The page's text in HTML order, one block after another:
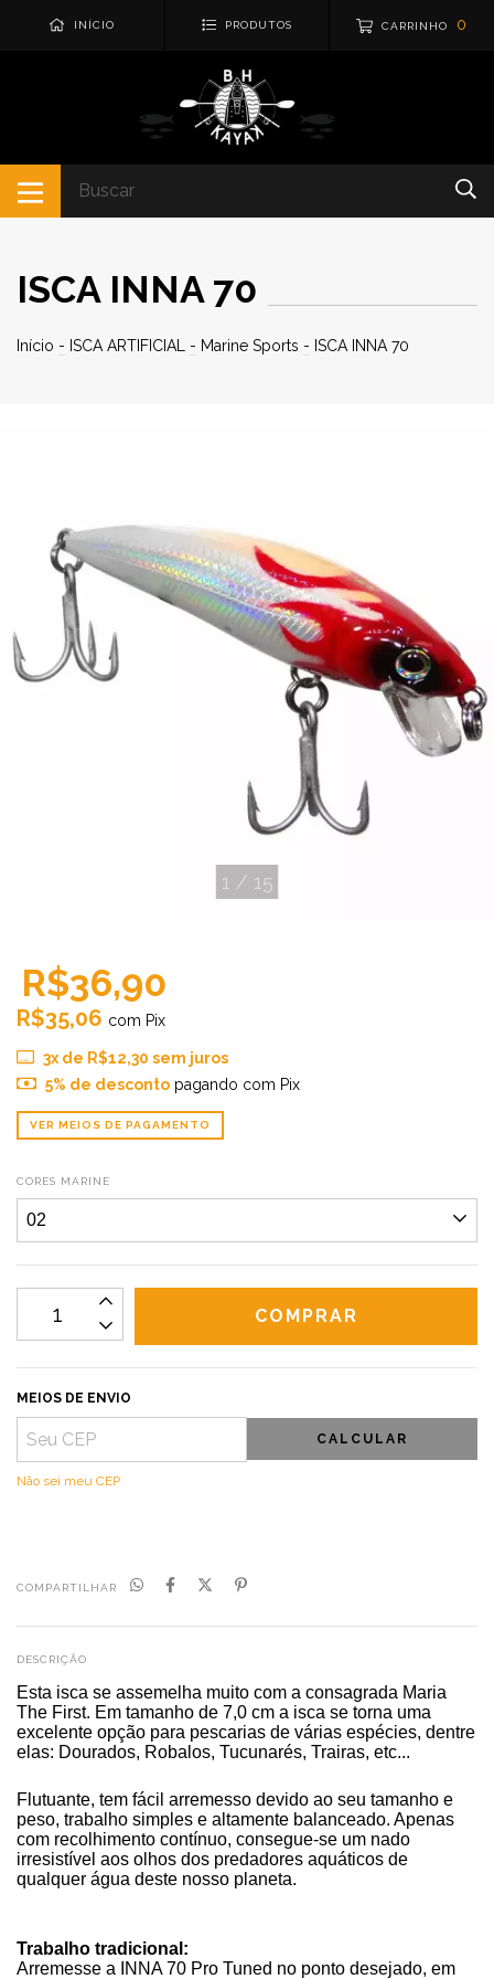
INÍCIO PRODUTOS CARRINHO 0
ISCA INNA 70
Início - ISCA ARTIFICIAL - Marine Sports - ISCA INNA 70
1 / 15
R$36,90
R$35,06 com Pix
3x de R$12,30 sem juros
5% de descontopagando com Pix
VER MEIOS DE PAGAMENTO
CORES MARINE
MEIOS DE ENVIO
CALCULAR
Não sei meu CEP
COMPARTILHAR
DESCRIÇÃO
Esta isca se assemelha muito com a consagrada Maria
The First. Em tamanho de 7,0 cm a isca se torna uma
excelente opção para pescarias de várias espécies, dentre
elas: Dourados, Robalos, Tucunarés, Trairas, etc...
Flutuante, tem fácil arremesso devido ao seu tamanho e
peso, trabalho simples e altamente balanceado. Apenas
com recolhimento contínuo, consegue-se um nado
irresistível aos olhos dos predadores aquáticos de
qualquer água deste nosso planeta.
Trabalho tradicional:
Arremesse a INNA 70 Pro Tuned no ponto desejado, em